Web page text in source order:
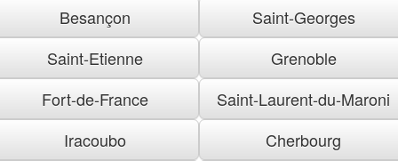
Besançon
Saint-Georges
Saint-Etienne
Grenoble
Fort-de-France
Saint-Laurent-du-Maroni
Iracoubo
Cherbourg